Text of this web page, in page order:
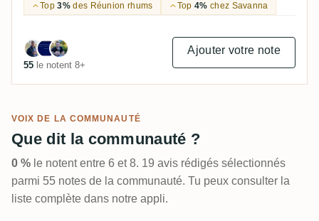
Top3%des Réunion rhums Top 4% chez Savanna
55 le notent 8+
Ajouter votre note
VOIX DE LA COMMUNAUTÉ
Que dit la communauté ?
0 % le notent entre 6 et 8. 19 avis rédigés sélectionnés
parmi 55 notes de la communauté. Tu peux consulter la
liste complète dans notre appli.